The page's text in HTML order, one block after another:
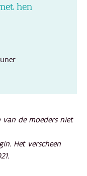
hen
van de moeders niet
Het verscheen